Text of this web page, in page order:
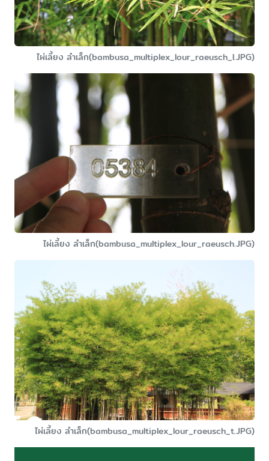
ไผ่เลี้ยง ลำเล็ก(bambusa_multiplex_lour_raeusch_l.JPG)
ไผ่เลี้ยง ลำเล็ก(bambusa_multiplex_lour_raeusch.JPG)
ไผ่เลี้ยง ลำเล็ก(bambusa_multiplex_lour_raeusch_t.JPG)